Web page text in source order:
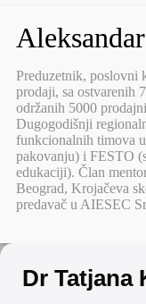
Preduzetnik, poslovni
prodaji, sa ostvarenih
održanih 5000
Dugogodišnji
funkcionalnih timova
pakovanju) i FESTO
edukaciji). Član
Beograd, Krojačeva
predavač u AIESEC
Dr Tatjana